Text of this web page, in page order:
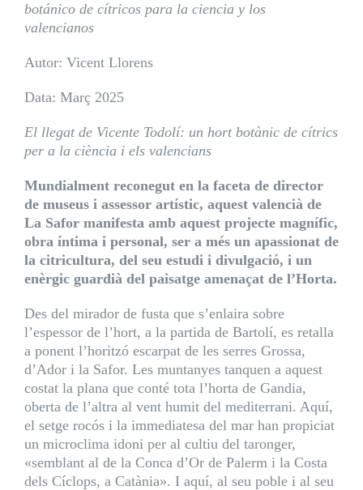
botánico de cítricos para la ciencia y los
valencianos
Autor: Vicent Llorens
Data: Març 2025
El llegat de Vicente Todolí: un hort botànic de cítrics
per a la ciència i els valencians
Mundialment reconegut en la faceta de director
de museus i assessor artístic, aquest valencià de
La Safor manifesta amb aquest projecte magnífic,
obra íntima i personal, ser a més un apassionat de
la citricultura, del seu estudi i divulgació, i un
enèrgic guardià del paisatge amenaçat de l’Horta.
Des del mirador de fusta que s’enlaira sobre
l’espessor de l’hort, a la partida de Bartolí, es retalla
a ponent l’horitzó escarpat de les serres Grossa,
d’Ador i la Safor. Les muntanyes tanquen a aquest
costat la plana que conté tota l’horta de Gandia,
oberta de l’altra al vent humit del mediterrani. Aquí,
el setge rocós i la immediatesa del mar han propiciat
un microclima idoni per al cultiu del taronger,
«semblant al de la Conca d’Or de Palerm i la Costa
dels Cíclops, a Catània». I aquí, al seu poble i al seu